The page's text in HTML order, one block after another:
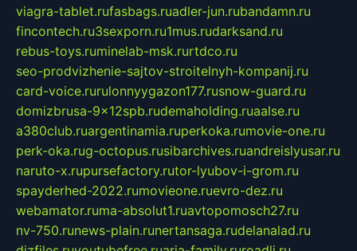
viagra-tablet.rufasbags.ruadler-jun.rubandamn.ru
fincontech.ru3sexporn.ru1mus.rudarksand.ru
rebus-toys.ruminelab-msk.rurtdco.ru
seo-prodvizhenie-sajtov-stroitelnyh-kompanij.ru
card-voice.rurulonnyygazon177.rusnow-guard.ru
domizbrusa-9x12spb.rudemaholding.ruaalse.ru
a380club.ruargentinamia.ruperkoka.rumovie-one.ru
perk-oka.rug-octopus.rusibarchives.ruandreislyusar.ru
naruto-x.rupursefactory.rutor-lyubov-i-grom.ru
spayderhed-2022.rumovieone.ruevro-dez.ru
webamator.ruma-absolut1.ruavtopomosch27.ru
nv-750.runews-plain.runertansaga.rudelanalad.ru